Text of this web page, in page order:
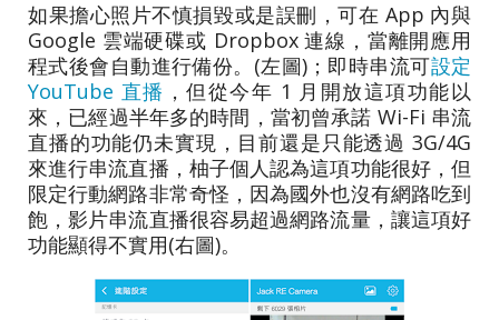
如果擔心照片不慎損毀或是誤刪，可在 App 內與
Google 雲端硬碟或 Dropbox 連線，當離開應用
程式後會自動進行備份。(左圖)；即時串流可設定
YouTube 直播 ，但從今年 1 月開放這項功能以
來，已經過半年多的時間，當初曾承諾 Wi-Fi 串流
直播的功能仍未實現，目前還是只能透過 3G/4G
來進行串流直播，柚子個人認為這項功能很好，但
限定行動網路非常奇怪，因為國外也沒有網路吃到
飽，影片串流直播很容易超過網路流量，讓這項好
功能顯得不實用(右圖)。